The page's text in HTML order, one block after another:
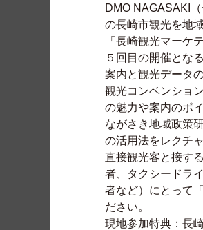
DMO NAGASAKI
の長崎市観光を地
「長崎観光マーケ
５回目の開催とな
案内と観光データ
観光コンベンショ
の魅力や案内のポ
ながさき地域政策
の活用法をレクチ
直接観光客と接す
者、タクシードラ
者など）にとって
ださい。
現地参加特典：長